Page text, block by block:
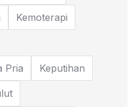
Kemoterapi
Pria Keputihan